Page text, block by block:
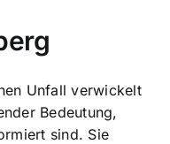
Unfall verwickelt
Bedeutung,
sind. Sie